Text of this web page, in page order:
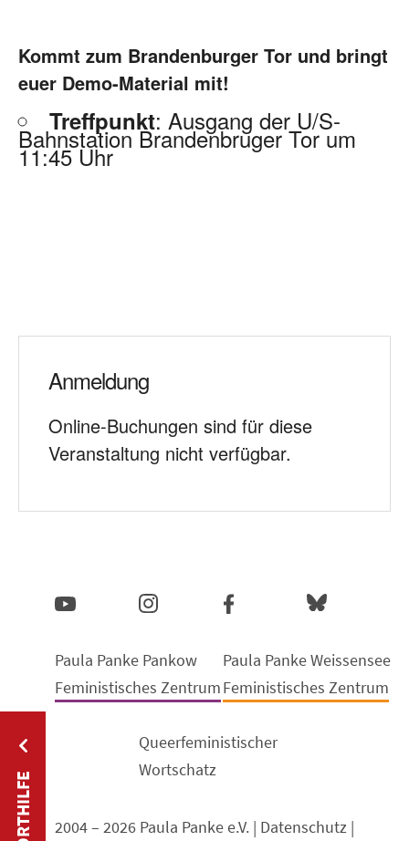
Kommt zum Brandenburger Tor und bringt
euer Demo-Material mit!
Treffpunkt: Ausgang der U/S-
Bahnstation Brandenbruger Tor um
11:45 Uhr
Anmeldung
Online-Buchungen sind für diese
Veranstaltung nicht verfügbar.
2004 – 2026 Paula Panke e.V. | Datenschutz |
Paula Panke Pankow
Feministisches Zentrum
Paula Panke Weissensee
Feministisches Zentrum
Queerfeministischer
Wortschatz